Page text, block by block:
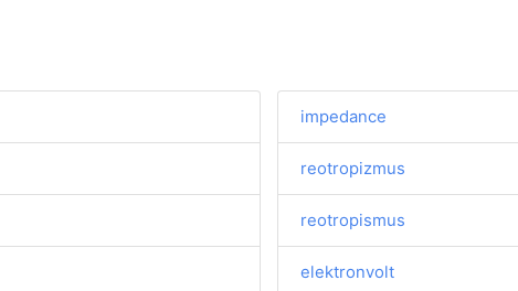
impedance
reotropizmus
reotropismus
elektronvolt